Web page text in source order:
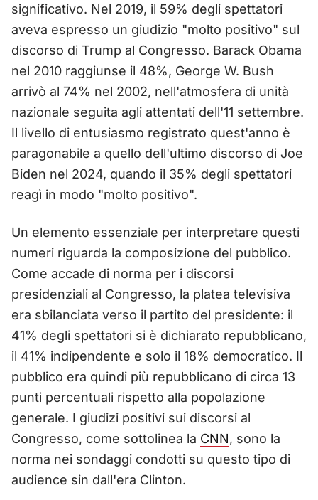
significativo. Nel 2019, il 59% degli spettatori
aveva espresso un giudizio "molto positivo" sul
discorso di Trump al Congresso. Barack Obama
nel 2010 raggiunse il 48%, George W. Bush
arrivò al 74% nel 2002, nell'atmosfera di unità
nazionale seguita agli attentati dell'11 settembre.
Il livello di entusiasmo registrato quest'anno è
paragonabile a quello dell'ultimo discorso di Joe
Biden nel 2024, quando il 35% degli spettatori
reagì in modo "molto positivo".
Un elemento essenziale per interpretare questi
numeri riguarda la composizione del pubblico.
Come accade di norma per i discorsi
presidenziali al Congresso, la platea televisiva
era sbilanciata verso il partito del presidente: il
41% degli spettatori si è dichiarato repubblicano,
il 41% indipendente e solo il 18% democratico. Il
pubblico era quindi più repubblicano di circa 13
punti percentuali rispetto alla popolazione
generale. I giudizi positivi sui discorsi al
Congresso, come sottolinea la CNN, sono la
norma nei sondaggi condotti su questo tipo di
audience sin dall'era Clinton.